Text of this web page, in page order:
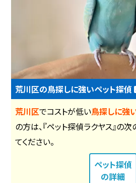
荒川区の鳥探しに強いペット探偵
荒川区でコストが低い鳥探しに強
の方は、『ペット探偵ラクヤス』の
てください。
ペット探偵
の詳細